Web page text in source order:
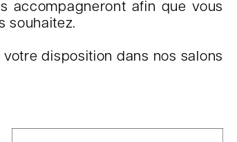
accompagneront afin que vous
souhaitez.
disposition dans nos salons